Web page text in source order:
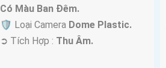
Có Màu Ban Ðêm.
🛡 Loại Camera Dome Plastic.
️➲ Tích Hợp : Thu Âm.